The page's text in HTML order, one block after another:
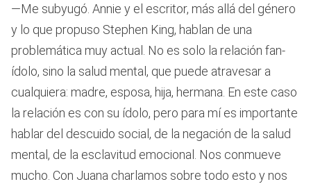
—Me subyugó. Annie y el escritor, más allá del género
y lo que propuso Stephen King, hablan de una
problemática muy actual. No es solo la relación fan-
ídolo, sino la salud mental, que puede atravesar a
cualquiera: madre, esposa, hija, hermana. En este caso
la relación es con su ídolo, pero para mí es importante
hablar del descuido social, de la negación de la salud
mental, de la esclavitud emocional. Nos conmueve
mucho. Con Juana charlamos sobre todo esto y nos